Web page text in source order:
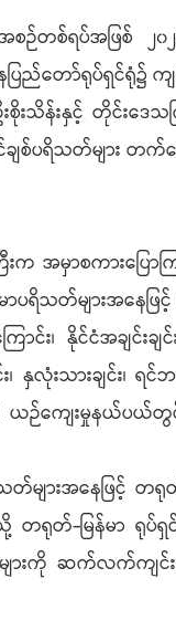
ဉ်တစ်ရပ်အဖြစ် ၂၀
ည်တော်ရုပ်ရှင်ရုံ၌ က
သိန်းနှင့် တိုင်းဒေသကြီ
ချစ်ပရိသတ်များ တ
းက အမှာစကားပြ
ပရိသတ်များအနေဖြ
င်ငံအချင်းချင်း
းသားချင်း၊ ရင်ဘ
းနှင့် ယဉ်ကျေးမှုနယ်
ျားအနေဖြင့် တ
သို့ တရုတ်-မြန်မာ ရု
းကို ဆက်လက်ကျင်းပ